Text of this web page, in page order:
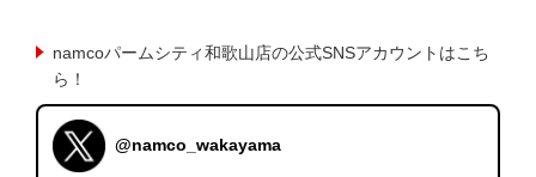
namcoパームシティ和歌山店の公式SNSアカウントはこち
ら！
@namco_wakayama